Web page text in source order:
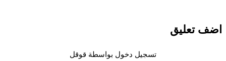
تعليق
تسجيل دخول بواسطة قوقل